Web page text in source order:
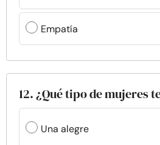
Empatía
12. ¿Qué tipo de mujeres
Una alegre